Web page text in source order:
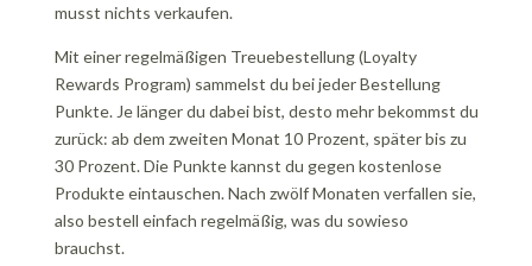
musst nichts verkaufen.
Mit einer regelmäßigen Treuebestellung (Loyalty
Rewards Program) sammelst du bei jeder Bestellung
Punkte. Je länger du dabei bist, desto mehr bekommst du
zurück: ab dem zweiten Monat 10 Prozent, später bis zu
30 Prozent. Die Punkte kannst du gegen kostenlose
Produkte eintauschen. Nach zwölf Monaten verfallen sie,
also bestell einfach regelmäßig, was du sowieso
brauchst.